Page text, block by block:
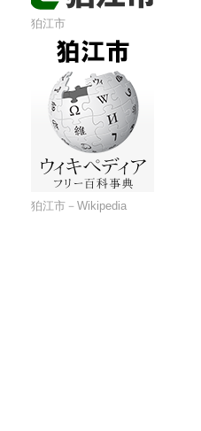
狛江市
狛江市－Wikipedia